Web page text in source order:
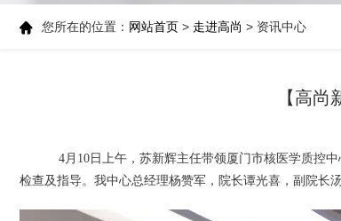
您所在的位置： 网站首页 > 走进高尚 > 资讯中心
【高
4月10日上午，苏新辉主任带领厦门市核医学质控
检查及指导。我中心总经理杨赞军，院长谭光喜，副院长